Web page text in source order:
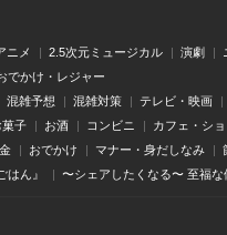
ニメ 2.5次元ミュージカル 演劇
でかけ・レジャー
混雑予想 混雑対策 テレビ・映画
菓子 お酒 コンビニ カフェ・シ
おでかけ マナー・身だしなみ
はん』 〜シェアしたくなる〜 至福